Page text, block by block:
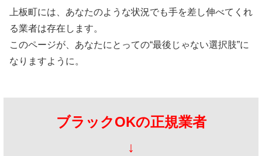
上板町には、あなたのような状況でも手を差し伸べてくれ
る業者は存在します。
このページが、あなたにとっての“最後じゃない選択肢”に
なりますように。
ブラックOKの正規業者
↓